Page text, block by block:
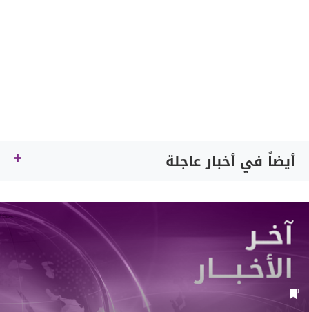
أيضاً في أخبار عاجلة